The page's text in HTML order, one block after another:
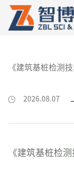
《建筑基桩检测
2026.08.07
《建筑基桩检